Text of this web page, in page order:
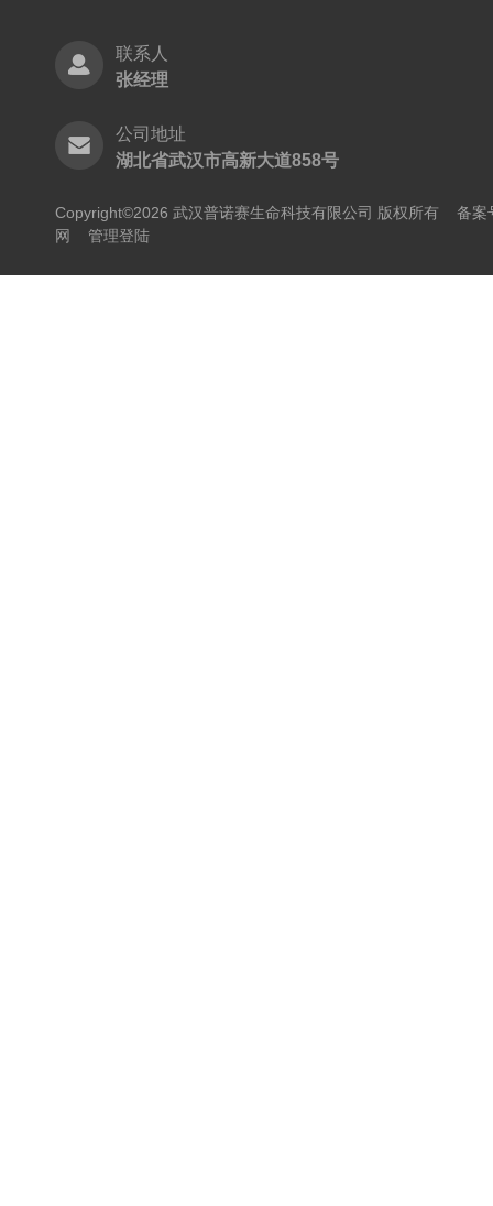
联系人
张经理
公司地址
湖北省武汉市高新大道858号
Copyright©2026 武汉普诺赛生命科技有限公司 版权所有 备案
网
管理登陆